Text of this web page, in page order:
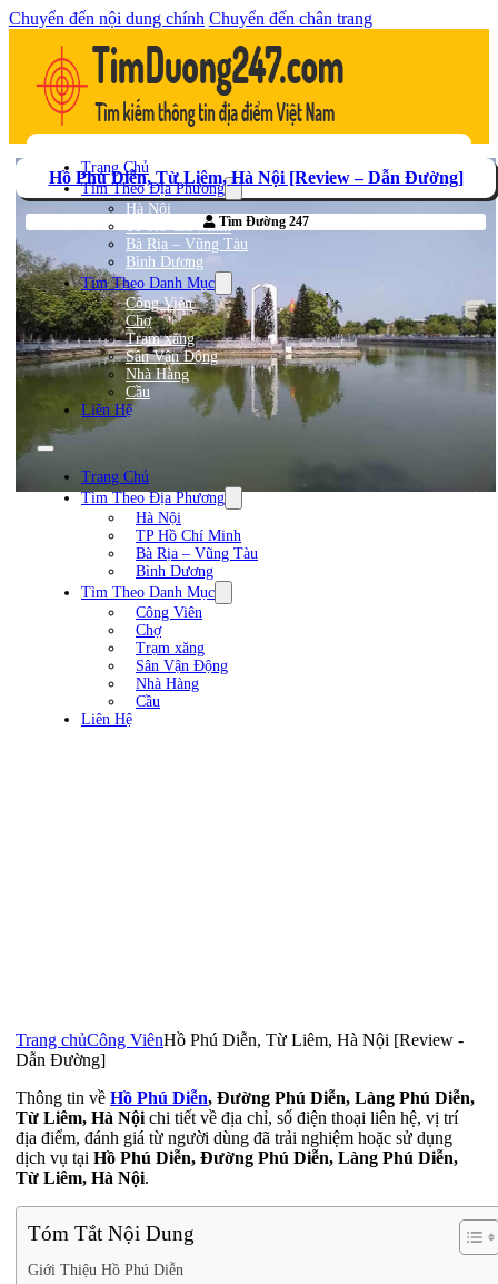
Chuyển đến nội dung chính Chuyển đến chân trang
Trang Chủ
Tìm Theo Địa Phương
Hà Nội
TP Hồ Chí Minh
Bà Rịa – Vũng Tàu
Bình Dương
Tìm Theo Danh Mục
Công Viên
Chợ
Trạm xăng
Sân Vận Động
Nhà Hàng
Cầu
Liên Hệ
Trang Chủ
Tìm Theo Địa Phương
Hà Nội
TP Hồ Chí Minh
Bà Rịa – Vũng Tàu
Bình Dương
Tìm Theo Danh Mục
Công Viên
Chợ
Trạm xăng
Sân Vận Động
Nhà Hàng
Cầu
Liên Hệ
Hồ Phú Diễn, Từ Liêm, Hà Nội [Review – Dẫn Đường]
Tìm Đường 247
Trang chủCông ViênHồ Phú Diễn, Từ Liêm, Hà Nội [Review -
Dẫn Đường]
Thông tin về Hồ Phú Diễn, Đường Phú Diễn, Làng Phú Diễn,
Từ Liêm, Hà Nội chi tiết về địa chỉ, số điện thoại liên hệ, vị trí
địa điểm, đánh giá từ người dùng đã trải nghiệm hoặc sử dụng
dịch vụ tại Hồ Phú Diễn, Đường Phú Diễn, Làng Phú Diễn,
Từ Liêm, Hà Nội.
Tóm Tắt Nội Dung
Giới Thiệu Hồ Phú Diễn